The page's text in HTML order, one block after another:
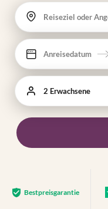
Reiseziel oder
Anreisedatum
2 Erwachsene
Bestpreis­garantie